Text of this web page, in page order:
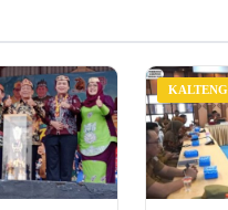
KALTENG